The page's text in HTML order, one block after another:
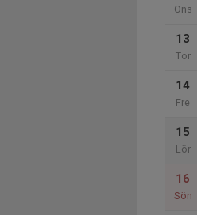
Ons
13
Tor
14
Fre
15
Lör
16
Sön